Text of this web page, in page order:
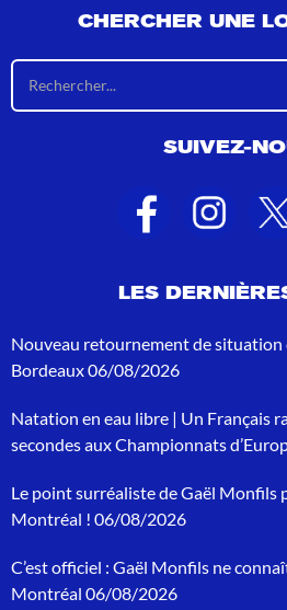
CHERCHER UNE
s
l
a
t
s
r
c
c
h
p
o
:
SUIVEZ-
LES
Nouveau retournement de situation
Bordeaux06/08/2026
Natation en eau libre | Un Français
secondes aux Championnats
Le point surréaliste de Gaël Monfils
Montréal ! 06/08/2026
C’est officiel : Gaël Monfils ne
Montréal 06/08/2026